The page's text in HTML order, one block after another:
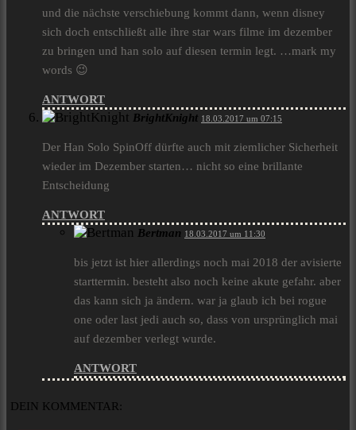
und die nächste verschiebung kommt dann, wenn disney
sich doch entschließt alle ihre star wars filme im dezember
zu bringen und han solo auf diesen termin legt. …mark my
words 😉
ANTWORT
BrightKnight 18.03.2017 um 07:15
Der Han Solo SpinOff dürfte auch mit ziemlicher Sicherheit
wieder im Dezember starten… nicht so eine brillante
Entscheidung
ANTWORT
Bertman 18.03.2017 um 11:30
bis jetzt ist hier allerdings noch mai 2018 der avisierte
starttermin. besteht also noch keine akute gefahr. aber
das kann sich ja ändern. war ja glaub ich bei rogue
one oder last jedi auch so, dass von ursprünglich mai
auf dezember verlegt wurde.
ANTWORT
DEIN KOMMENTAR: